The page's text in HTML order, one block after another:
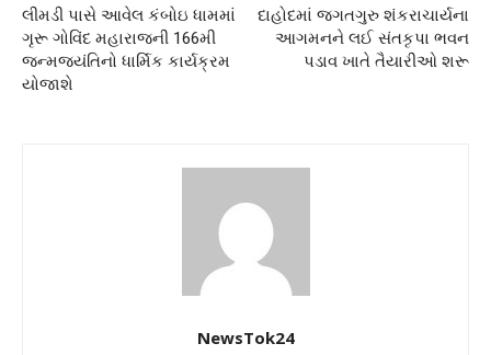
લીમડી પાસે આવેલ કંબોઇ ધામમાં
ગૃરૂ ગોવિંદ મહારાજની 166મી
જન્મજ્યંતિનો ધાર્મિક કાર્યક્રમ
યોજાશે
દાહોદમાં જગતગુરુ શંકરાચાર્યના
આગમનને લઈ સંતકૃપા ભવન
પડાવ ખાતે તૈયારીઓ શરૂ
NewsTok24